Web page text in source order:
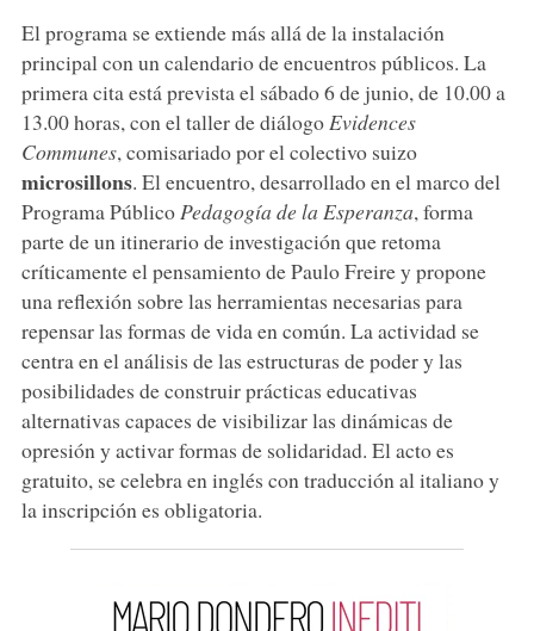
El programa se extiende más allá de la instalación
principal con un calendario de encuentros públicos. La
primera cita está prevista el sábado 6 de junio, de 10.00 a
13.00 horas, con el taller de diálogo Evidences
Communes, comisariado por el colectivo suizo
microsillons. El encuentro, desarrollado en el marco del
Programa Público Pedagogía de la Esperanza, forma
parte de un itinerario de investigación que retoma
críticamente el pensamiento de Paulo Freire y propone
una reflexión sobre las herramientas necesarias para
repensar las formas de vida en común. La actividad se
centra en el análisis de las estructuras de poder y las
posibilidades de construir prácticas educativas
alternativas capaces de visibilizar las dinámicas de
opresión y activar formas de solidaridad. El acto es
gratuito, se celebra en inglés con traducción al italiano y
la inscripción es obligatoria.